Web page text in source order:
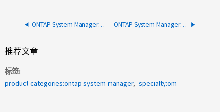
ONTAP System Manager 显示过去 24 小时内的事件，即使问题已解决 ONTAP System Manager 无法处理请求
推荐文章
标签
product-categories:ontap-system-manager
specialty:om